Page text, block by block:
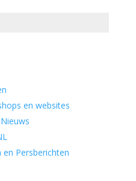
en websites
Persberichten